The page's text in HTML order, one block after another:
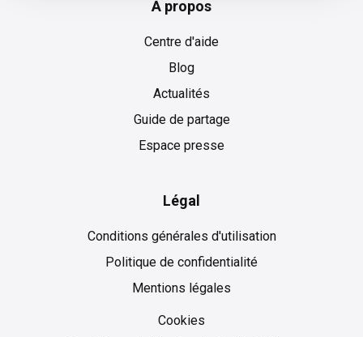
À propos
Centre d'aide
Blog
Actualités
Guide de partage
Espace presse
Légal
Conditions générales d'utilisation
Politique de confidentialité
Mentions légales
Cookies